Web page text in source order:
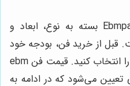
قیمت فن‌های Ebmpapst بسته به نوع، ابعاد و
از خرید فن، بودجه خود
را تعیین کنید و فن مناسب را انتخاب کنید. قیمت فن ebm
تعیین می‌شود که در ادامه به